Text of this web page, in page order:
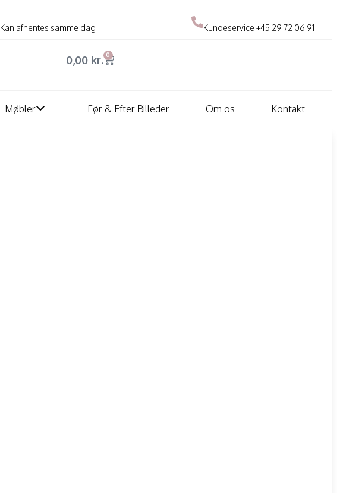
Kan afhentes samme dag Kundeservice +45 29 72 06 91
0,00 kr. 0
Møbler Før & Efter Billeder Om os Kontakt